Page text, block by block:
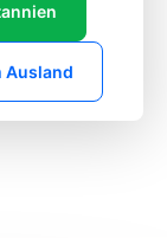
Ausland